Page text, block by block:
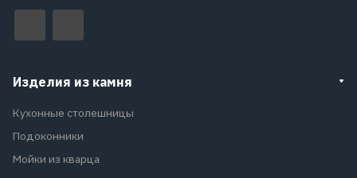
Изделия из камня
Кухонные столешницы
Подоконники
Мойки из кварца